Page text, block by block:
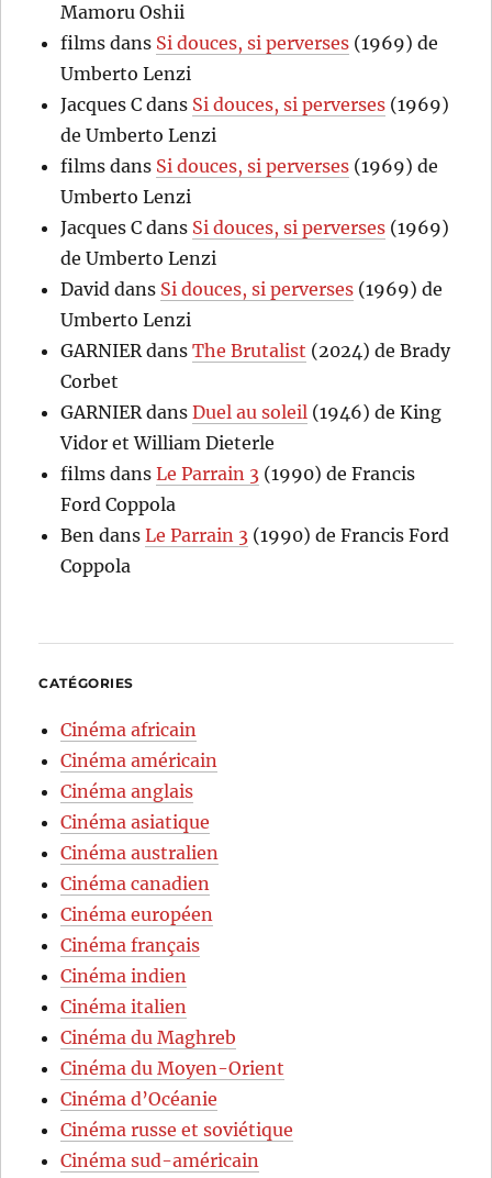
Mamoru Oshii
films dans Si douces, si perverses (1969) de
Umberto Lenzi
Jacques C dans Si douces, si perverses (1969)
de Umberto Lenzi
films dans Si douces, si perverses (1969) de
Umberto Lenzi
Jacques C dans Si douces, si perverses (1969)
de Umberto Lenzi
David dans Si douces, si perverses (1969) de
Umberto Lenzi
GARNIERdansThe Brutalist (2024) de Brady
Corbet
GARNIERdansDuel au soleil (1946) de King
Vidor et William Dieterle
films dansLe Parrain 3 (1990) de Francis
Ford Coppola
Ben dansLe Parrain 3 (1990) de Francis Ford
Coppola
CATÉGORIES
Cinéma africain
Cinéma américain
Cinéma anglais
Cinéma asiatique
Cinéma australien
Cinéma canadien
Cinéma européen
Cinéma français
Cinéma indien
Cinéma italien
Cinéma du Maghreb
Cinéma du Moyen-Orient
Cinéma d’Océanie
Cinéma russe et soviétique
Cinéma sud-américain